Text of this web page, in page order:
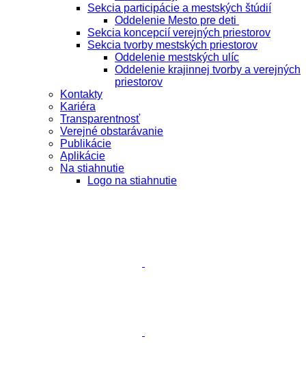
Sekcia participácie a mestských štúdií
Oddelenie Mesto pre deti
Sekcia koncepcií verejných priestorov
Sekcia tvorby mestských priestorov
Oddelenie mestských ulíc
Oddelenie krajinnej tvorby a verejných
priestorov
Kontakty
Kariéra
Transparentnosť
Verejné obstarávanie
Publikácie
Aplikácie
Na stiahnutie
Logo na stiahnutie